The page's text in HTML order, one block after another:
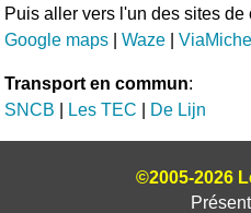
Puis aller vers l'un des sites
Google maps |Waze |
Transport en commun:
SNCB
Les TEC De Lijn
©2005-2026